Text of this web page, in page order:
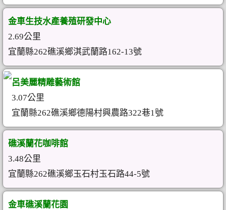
金車生技水產養殖研發中心
2.69公里
宜蘭縣262礁溪鄉淇武蘭路162-13號
呂美麗精雕藝術館
3.07公里
宜蘭縣262礁溪鄉德陽村興農路322巷1號
礁溪蘭花咖啡館
3.48公里
宜蘭縣262礁溪鄉玉石村玉石路44-5號
金車礁溪蘭花園